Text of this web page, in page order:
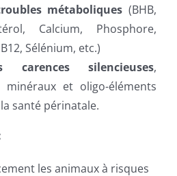
métaboliques (BHB,
Calcium, Phosphore,
Sélénium, etc.)
carences silencieuses,
et oligo-éléments
santé périnatale.
les animaux à risques